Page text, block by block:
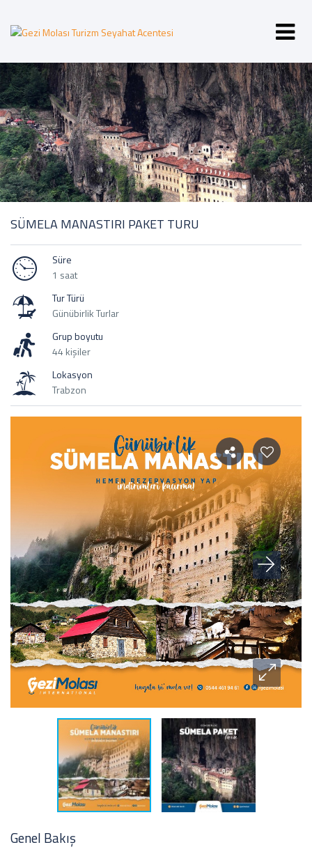
SÜMELA MANASTIRI PAKET TURU
Süre
1 saat
Tur Türü
Günübirlik Turlar
Grup boyutu
44 kişiler
Lokasyon
Trabzon
Genel Bakış